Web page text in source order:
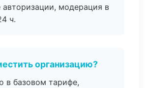
авторизации, модерация в
ч.
организацию?
в базовом тарифе,